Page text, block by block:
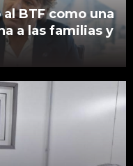
BTF como una
a las familias y